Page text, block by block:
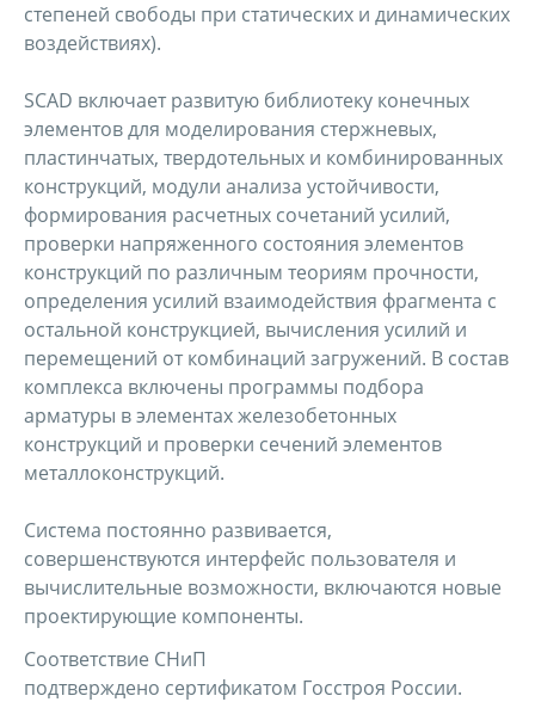
степеней свободы при статических и динамических
воздействиях).
SCAD включает развитую библиотеку конечных
элементов для моделирования стержневых,
пластинчатых, твердотельных и комбинированных
конструкций, модули анализа устойчивости,
формирования расчетных сочетаний усилий,
проверки напряженного состояния элементов
конструкций по различным теориям прочности,
определения усилий взаимодействия фрагмента с
остальной конструкцией, вычисления усилий и
перемещений от комбинаций загружений. В состав
комплекса включены программы подбора
арматуры в элементах железобетонных
конструкций и проверки сечений элементов
металлоконструкций.
Система постоянно развивается,
совершенствуются интерфейс пользователя и
вычислительные возможности, включаются новые
проектирующие компоненты.
Соответствие СНиП
подтверждено сертификатом Госстроя России.